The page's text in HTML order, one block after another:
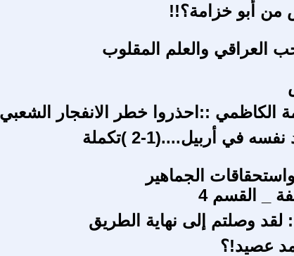
من أبو خزامة؟!!
العراقي والعلم المقلوب
الكاظمي ::احذروا خطر الانفجار الشعبي
في أربيل....(1-2 )تكملة
واستحقاقات الجماهير
_ القسم 4
لقد وصلتم إلى نهاية الطريق
عصيد!؟